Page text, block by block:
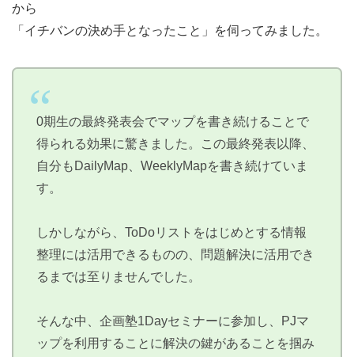
から
「イチバンの決め手となったこと」を伺ってみました。
0期生の最終発表会でマップを書き続けることで
得られる効果に驚きました。この最終発表以降、
自分もDailyMap、WeeklyMapを書き続けていま
す。
しかしながら、ToDoリストをはじめとする情報
整理には活用できるものの、問題解決に活用でき
るまでは至りませんでした。
そんな中、企画塾1Dayセミナーに参加し、PJマ
ップを利用することに解決の鍵があることを掴み